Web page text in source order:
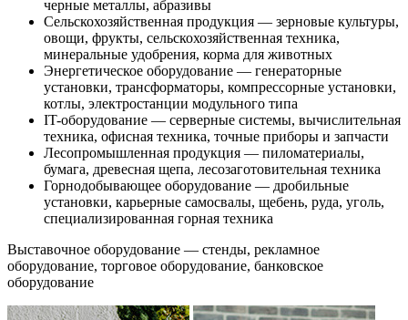
черные металлы, абразивы
Сельскохозяйственная продукция — зерновые культуры,
овощи, фрукты, сельскохозяйственная техника,
минеральные удобрения, корма для животных
Энергетическое оборудование — генераторные
установки, трансформаторы, компрессорные установки,
котлы, электростанции модульного типа
IT-оборудование — серверные системы, вычислительная
техника, офисная техника, точные приборы и запчасти
Лесопромышленная продукция — пиломатериалы,
бумага, древесная щепа, лесозаготовительная техника
Горнодобывающее оборудование — дробильные
установки, карьерные самосвалы, щебень, руда, уголь,
специализированная горная техника
Выставочное оборудование — стенды, рекламное
оборудование, торговое оборудование, банковское
оборудование